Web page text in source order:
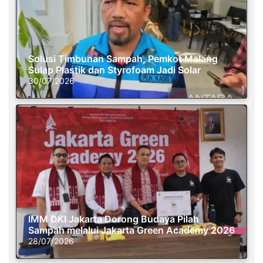
Solusi Timbunan Sampah, Pemkot Malang
Sulap Plastik dan Styrofoam Jadi Solar
30/07/2026
IMM DKI Jakarta Dorong Budaya Pilah
Sampah melalui Jakarta Green Academy 2026
28/07/2026